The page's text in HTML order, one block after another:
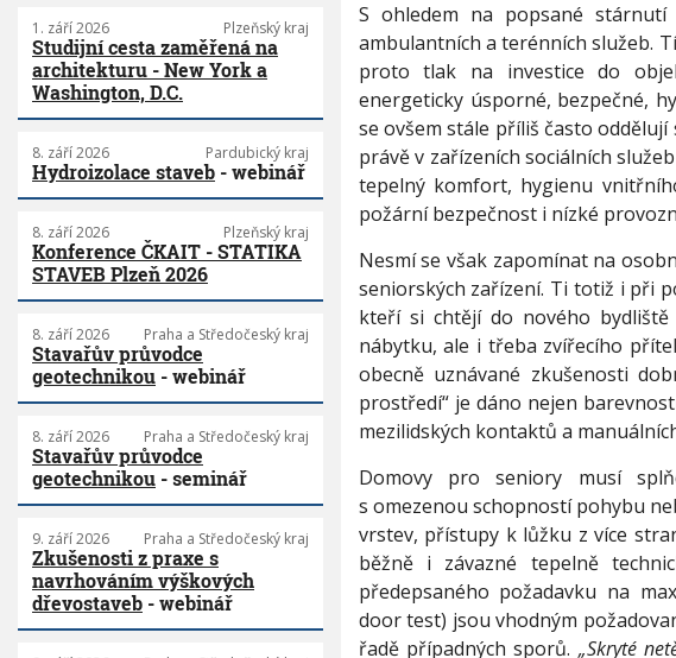
ř
í
z
e
n
í
p
r
o
s
n
i
o
y
S ohledem na popsané
ambulantních a terénních služeb.
proto tlak na investice do
energeticky úsporné, bezpečné,
se ovšem stále příliš často
právě v zařízeních sociálních
tepelný komfort, hygienu
požární bezpečnost i nízké
Nesmí se však zapomínat na
seniorských zařízení. Ti totiž i při
kteří si chtějí do nového
nábytku, ale i třeba zvířecího
obecně uznávané zkušenosti
prostředí“ je dáno nejen
mezilidských kontaktů a
Domovy pro seniory musí
s omezenou schopností pohybu
vrstev, přístupy k lůžku z více
běžně i závazné tepelně
předepsaného požadavku na
door test) jsou vhodným
řadě případných sporů. „Skryté
1. září 2026 Plzeňský kraj
Studijní cesta zaměřená na
architekturu - New York a
Washington, D.C.
8. září 2026 Pardubický kraj
Hydroizolace staveb - webinář
8. září 2026 Plzeňský kraj
Konference ČKAIT - STATIKA
STAVEB Plzeň 2026
8. září 2026 Praha a Středočeský kraj
Stavařův průvodce
geotechnikou - webinář
8. září 2026 Praha a Středočeský kraj
Stavařův průvodce
geotechnikou - seminář
9. září 2026 Praha a Středočeský kraj
Zkušenosti z praxe s
navrhováním výškových
dřevostaveb - webinář